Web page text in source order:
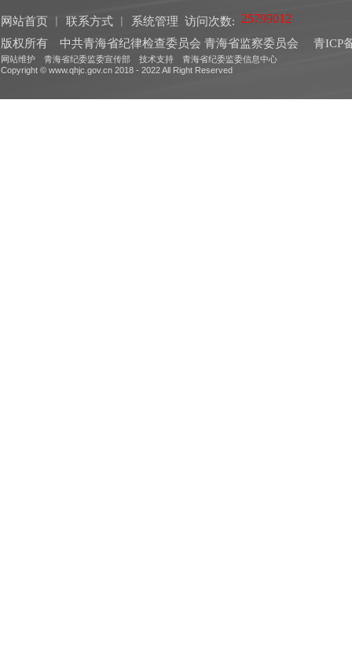
网站首页 联系方式 系统管理 访问次数:
版权所有 中共青海省纪律检查委员会 青海省监察委员会
青ICP
网站维护 青海省纪委监委宣传部 技术支持 青海省纪委监委信息中心
Copyright © www.qhjc.gov.cn 2018 - 2022 All Right Reserved